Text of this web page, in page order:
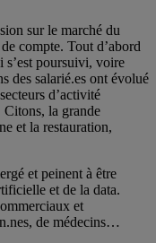
sur le marché du
compte. Tout d’abord
s’est poursuivi, voire
des salarié.es ont évolué
d’activité
Citons, la grande
et la restauration,
et peinent à être
et de la data.
et
de médecins…